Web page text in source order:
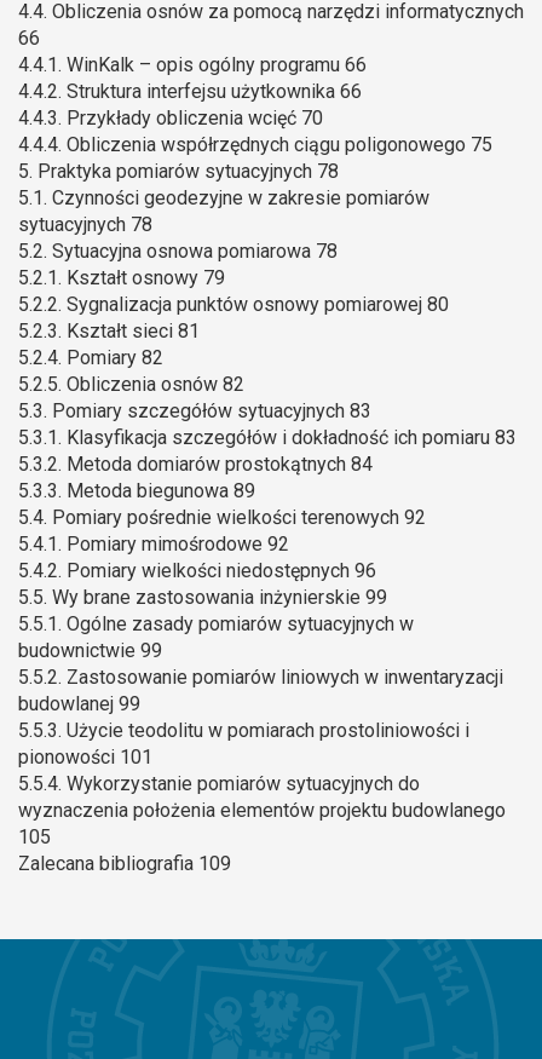
4.4. Obliczenia osnów za pomocą narzędzi informatycznych
66
4.4.1. WinKalk – opis ogólny programu 66
4.4.2. Struktura interfejsu użytkownika 66
4.4.3. Przykłady obliczenia wcięć 70
4.4.4. Obliczenia współrzędnych ciągu poligonowego 75
5. Praktyka pomiarów sytuacyjnych 78
5.1. Czynności geodezyjne w zakresie pomiarów
sytuacyjnych 78
5.2. Sytuacyjna osnowa pomiarowa 78
5.2.1. Kształt osnowy 79
5.2.2. Sygnalizacja punktów osnowy pomiarowej 80
5.2.3. Kształt sieci 81
5.2.4. Pomiary 82
5.2.5. Obliczenia osnów 82
5.3. Pomiary szczegółów sytuacyjnych 83
5.3.1. Klasyfikacja szczegółów i dokładność ich pomiaru 83
5.3.2. Metoda domiarów prostokątnych 84
5.3.3. Metoda biegunowa 89
5.4. Pomiary pośrednie wielkości terenowych 92
5.4.1. Pomiary mimośrodowe 92
5.4.2. Pomiary wielkości niedostępnych 96
5.5. Wy brane zastosowania inżynierskie 99
5.5.1. Ogólne zasady pomiarów sytuacyjnych w
budownictwie 99
5.5.2. Zastosowanie pomiarów liniowych w inwentaryzacji
budowlanej 99
5.5.3. Użycie teodolitu w pomiarach prostoliniowości i
pionowości 101
5.5.4. Wykorzystanie pomiarów sytuacyjnych do
wyznaczenia położenia elementów projektu budowlanego
105
Zalecana bibliografia 109